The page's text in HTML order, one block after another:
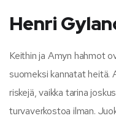
Henri
Keithin ja Amyn hahmot
suomeksi kannatat heitä.
riskejä, vaikka tarina
turvaverkostoa ilman.